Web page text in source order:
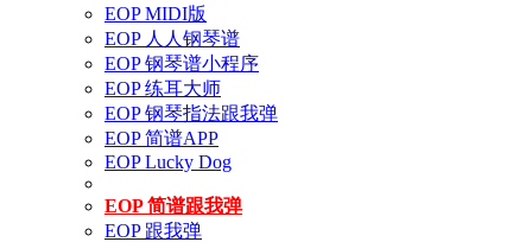
EOP MIDI版
EOP 人人钢琴谱
EOP 钢琴谱小程序
EOP 练耳大师
EOP 钢琴指法跟我弹
EOP 简谱APP
EOP Lucky Dog
EOP 简谱跟我弹
EOP 跟我弹